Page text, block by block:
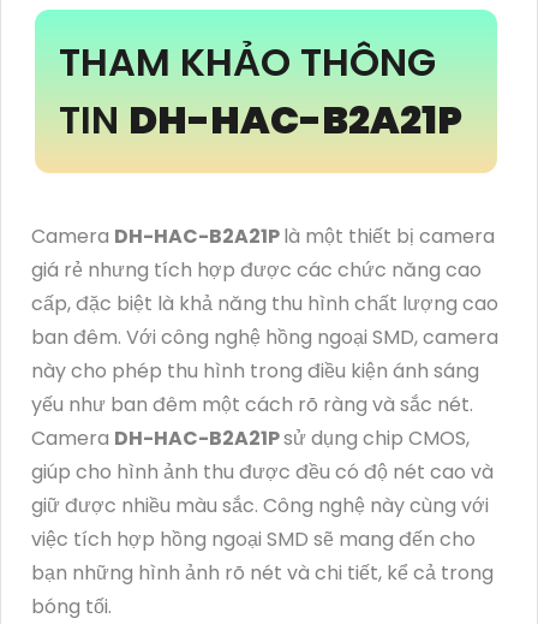
THAM KHẢO THÔNG
TINDH-HAC-B2A21P
Camera DH-HAC-B2A21Plà một thiết bị camera
giá rẻ nhưng tích hợp được các chức năng cao
cấp, đặc biệt là khả năng thu hình chất lượng cao
ban đêm. Với công nghệ hồng ngoại SMD, camera
này cho phép thu hình trong điều kiện ánh sáng
yếu như ban đêm một cách rõ ràng và sắc nét.
Camera DH-HAC-B2A21Psử dụng chip CMOS,
giúp cho hình ảnh thu được đều có độ nét cao và
giữ được nhiều màu sắc. Công nghệ này cùng với
việc tích hợp hồng ngoại SMD sẽ mang đến cho
bạn những hình ảnh rõ nét và chi tiết, kể cả trong
bóng tối.